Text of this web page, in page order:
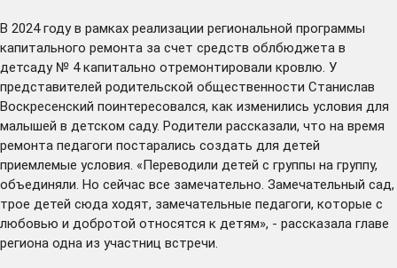
В 2024 году в рамках реализации региональной программы
капитального ремонта за счет средств облбюджета в
детсаду № 4 капитально отремонтировали кровлю. У
представителей родительской общественности Станислав
Воскресенский поинтересовался, как изменились условия для
малышей в детском саду. Родители рассказали, что на время
ремонта педагоги постарались создать для детей
приемлемые условия. «Переводили детей с группы на группу,
объединяли. Но сейчас все замечательно. Замечательный сад,
трое детей сюда ходят, замечательные педагоги, которые с
любовью и добротой относятся к детям», - рассказала главе
региона одна из участниц встречи.